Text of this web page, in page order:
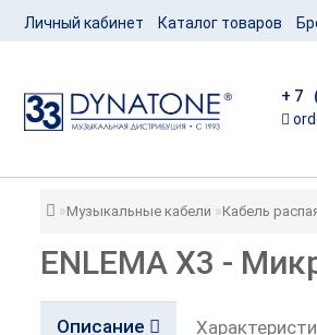
Личный кабинет Каталог товаров
+7
Музыкальные кабели Кабель
ENLEMA X3 -
Описание